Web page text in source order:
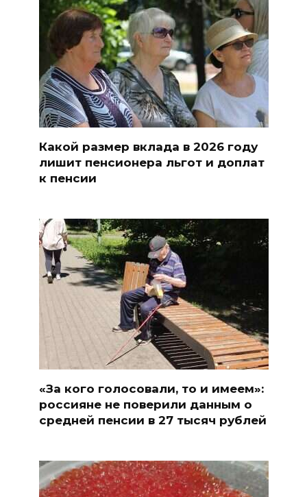
Какой размер вклада в 2026 году
лишит пенсионера льгот и доплат
к пенсии
«За кого голосовали, то и имеем»:
россияне не поверили данным о
средней пенсии в 27 тысяч рублей